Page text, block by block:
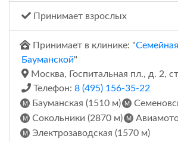
Принимает взрослых
Принимает в клинике: "
Бауманской"
Москва, Госпитальная пл., д. 2,
Телефон: 8 (495) 156-35-22
Бауманская (1510 м)
Сокольники (2870 м)
Электрозаводская (1570 м)